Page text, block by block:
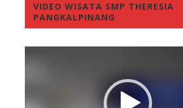
VIDEO WISATA SMP THERESIA
PANGKALPINANG